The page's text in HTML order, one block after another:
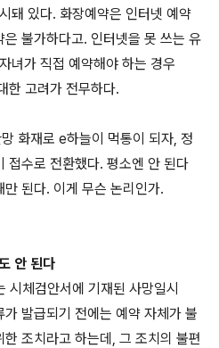
돼 있다. 화장예약은 인터넷 예약
불가하다고. 인터넷을 못 쓰는 유
녀가 직접 예약해야 하는 경우
한 고려가 전무하다.
화재로 e하늘이 먹통이 되자, 정
접수로 전환했다. 평소엔 안 된다
된다. 이게 무슨 논리인가.
안 된다
시체검안서에 기재된 사망일시
발급되기 전에는 예약 자체가 불
조치라고 하는데, 그 조치의 불편